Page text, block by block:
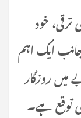
ترقی، خود
ایک اہم
روزگار
توقع ہے۔